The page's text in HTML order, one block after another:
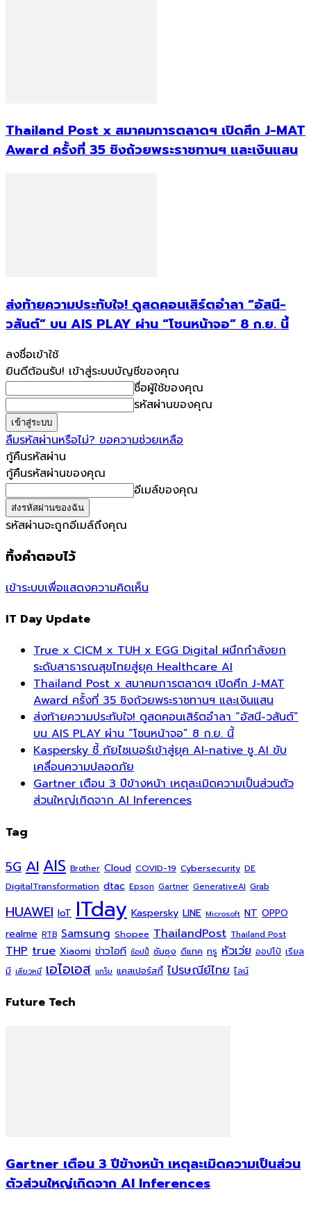
Thailand Post x สมาคมการตลาดฯ เปิดศึก J-MAT
Award ครั้งที่ 35 ชิงถ้วยพระราชทานฯ และเงินแสน
ส่งท้ายความประทับใจ! ดูสดคอนเสิร์ตอำลา “อัสนี-
วสันต์” บน AIS PLAY ผ่าน “โซนหน้าจอ” 8 ก.ย. นี้
ลงชื่อเข้าใช้
ยินดีต้อนรับ! เข้าสู่ระบบบัญชีของคุณ
ชื่อผู้ใช้ของคุณ
รหัสผ่านของคุณ
ลืมรหัสผ่านหรือไม่? ขอความช่วยเหลือ
กู้คืนรหัสผ่าน
กู้คืนรหัสผ่านของคุณ
อีเมล์ของคุณ
รหัสผ่านจะถูกอีเมล์ถึงคุณ
ทิ้งคำตอบไว้
เข้าระบบเพื่อแสดงความคิดเห็น
IT Day Update
True x CICM x TUH x EGG Digital ผนึกกำลังยก
ระดับสาธารณสุขไทยสู่ยุค Healthcare AI
Thailand Post x สมาคมการตลาดฯ เปิดศึก J-MAT
Award ครั้งที่ 35 ชิงถ้วยพระราชทานฯ และเงินแสน
ส่งท้ายความประทับใจ! ดูสดคอนเสิร์ตอำลา “อัสนี-วสันต์”
บน AIS PLAY ผ่าน “โซนหน้าจอ” 8 ก.ย. นี้
Kaspersky ชี้ ภัยไซเบอร์เข้าสู่ยุค AI-native ชู AI ขับ
เคลื่อนความปลอดภัย
Gartner เตือน 3 ปีข้างหน้า เหตุละเมิดความเป็นส่วนตัว
ส่วนใหญ่เกิดจาก AI Inferences
Tag
5G AI AIS Brother Cloud COVID-19 Cybersecurity DE
DigitalTransformation dtac Epson Gartner GenerativeAI Grab
HUAWEI IoT ITday Kaspersky LINE Microsoft NT OPPO
realme RTB Samsung Shopee ThailandPost Thailand Post
THP true Xiaomi ข่าวไอที ช้อปปี้ ซัมซุง ดีแทค ทรู หัวเว่ย ออปโป้ เรียล
มี เสียวหมี่ เอไอเอส แกร็บ แคสเปอร์สกี้ ไปรษณีย์ไทย ไลน์
Future Tech
Gartner เตือน 3 ปีข้างหน้า เหตุละเมิดความเป็นส่วน
ตัวส่วนใหญ่เกิดจาก AI Inferences